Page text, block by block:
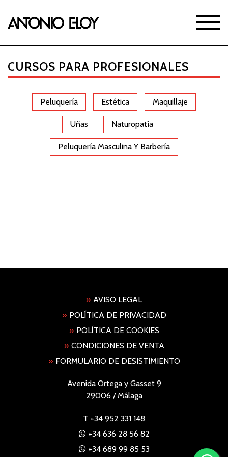
CURSOS PARA PROFESIONALES
Peluquería Estética Maquillaje
Uñas Naturopatía
Peluquería Masculina Y Barbería
» AVISO LEGAL
» POLÍTICA DE PRIVACIDAD
» POLÍTICA DE COOKIES
» CONDICIONES DE VENTA
» FORMULARIO DE DESISTIMIENTO
Avenida Ortega y Gasset 9
29006 / Málaga
T +34 952 331 148
+34 636 28 56 82
+34 689 99 85 53